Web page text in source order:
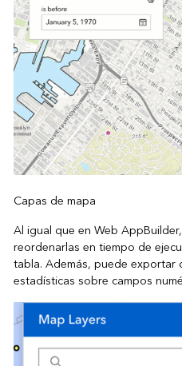
Capas de mapa
Al igual que en Web
reordenarlas en tiempo de
tabla. Además, puede
estadísticas sobre campos